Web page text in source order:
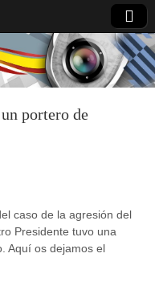
portero de
caso de la agresión del
Presidente tuvo una
Aquí os dejamos el